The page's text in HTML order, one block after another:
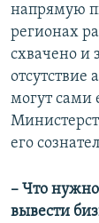
напрямую
регионах
схвачено и
отсутствие
могут сами
его
– Что
вывести